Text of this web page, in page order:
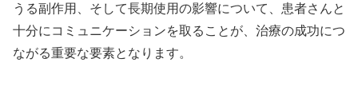
うる副作用、そして長期使用の影響について、患者さんと
十分にコミュニケーションを取ることが、治療の成功につ
ながる重要な要素となります。